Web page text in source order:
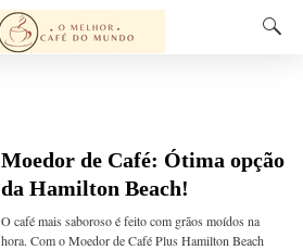
Moedor de Café: Ótima opção
da Hamilton Beach!
O café mais saboroso é feito com grãos moídos na
hora. Com o Moedor de Café Plus Hamilton Beach